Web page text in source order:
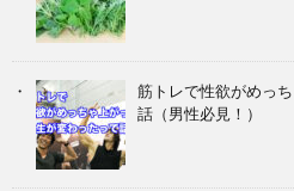
筋トレで性欲がめっ
話（男性必見！）